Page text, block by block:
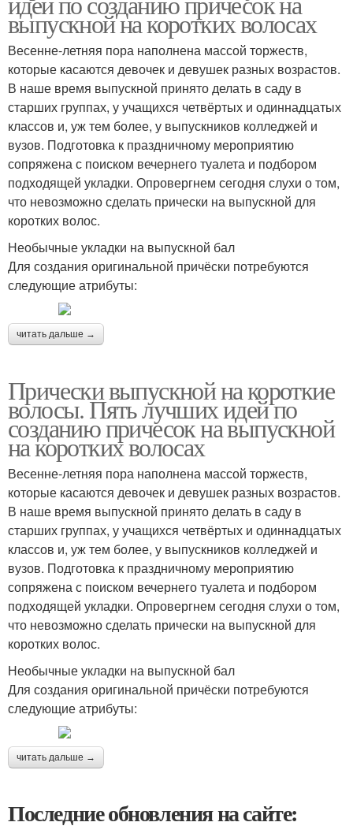
выпускной на коротких волосах
Весенне-летняя пора наполнена массой торжеств,
которые касаются девочек и девушек разных возрастов.
В наше время выпускной принято делать в саду в
старших группах, у учащихся четвёртых и одиннадцатых
классов и, уж тем более, у выпускников колледжей и
вузов. Подготовка к праздничному мероприятию
сопряжена с поиском вечернего туалета и подбором
подходящей укладки. Опровергнем сегодня слухи о том,
что невозможно сделать прически на выпускной для
коротких волос.
Необычные укладки на выпускной бал
Для создания оригинальной причёски потребуются
следующие атрибуты:
читать дальше →
Прически выпускной на короткие
волосы. Пять лучших идей по
созданию причесок на выпускной
на коротких волосах
Весенне-летняя пора наполнена массой торжеств,
которые касаются девочек и девушек разных возрастов.
В наше время выпускной принято делать в саду в
старших группах, у учащихся четвёртых и одиннадцатых
классов и, уж тем более, у выпускников колледжей и
вузов. Подготовка к праздничному мероприятию
сопряжена с поиском вечернего туалета и подбором
подходящей укладки. Опровергнем сегодня слухи о том,
что невозможно сделать прически на выпускной для
коротких волос.
Необычные укладки на выпускной бал
Для создания оригинальной причёски потребуются
следующие атрибуты:
читать дальше →
Последние обновления на сайте: